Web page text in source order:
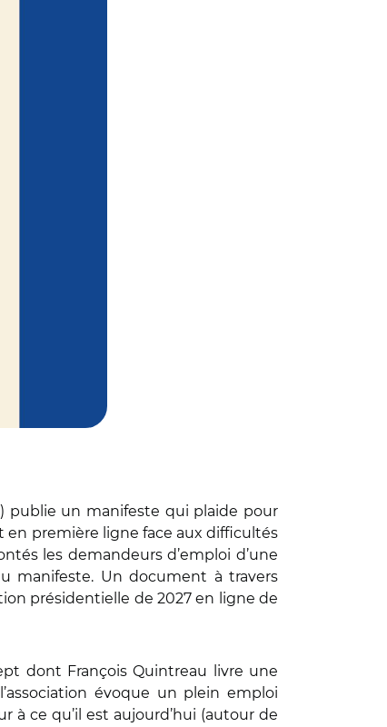
publie un manifeste qui plaide pour
en première ligne face aux difficultés
les demandeurs d’emploi d’une
manifeste. Un document à travers
présidentielle de 2027 en ligne de
dont François Quintreau livre une
évoque un plein emploi
à ce qu’il est aujourd’hui (autour de